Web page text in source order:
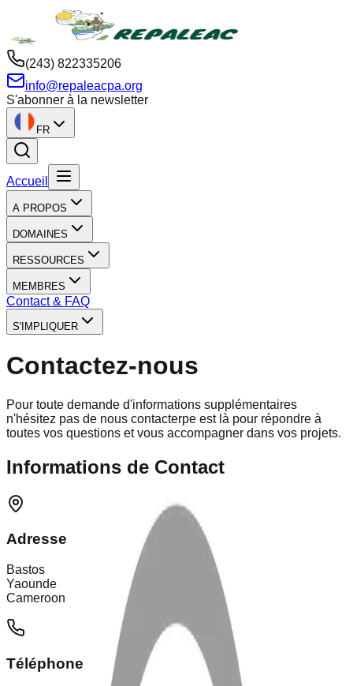
(243) 822335206
info@repaleacpa.org
S'abonner à la newsletter
FR
Accueil
A PROPOS
DOMAINES
RESSOURCES
MEMBRES
Contact & FAQ
S'IMPLIQUER
Contactez-nous
Pour toute demande d'informations supplémentaires
n'hésitez pas de nous contacterpe est là pour répondre à
toutes vos questions et vous accompagner dans vos projets.
Informations de Contact
Adresse
Bastos
Yaounde
Cameroon
Téléphone